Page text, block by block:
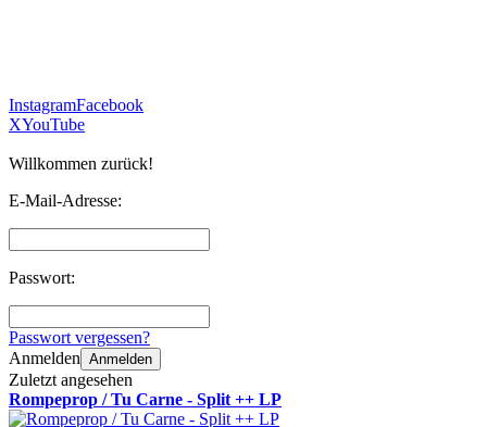
InstagramFacebook
XYouTube
Willkommen zurück!
E-Mail-Adresse:
Passwort:
Passwort vergessen?
Anmelden Anmelden
Zuletzt angesehen
Rompeprop / Tu Carne - Split ++ LP